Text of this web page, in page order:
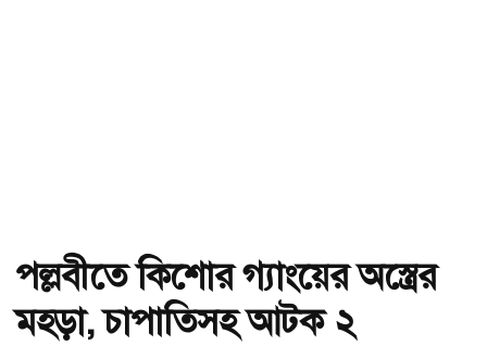
পল্লবীতে কিশোর গ্যাংয়ের অস্ত্রের
মহড়া, চাপাতিসহ আটক ২